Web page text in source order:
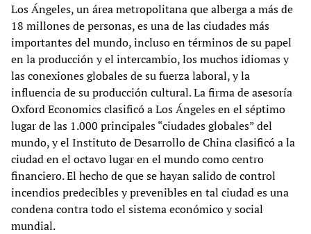
Los Ángeles, un área metropolitana que alberga a más de
18 millones de personas, es una de las ciudades más
importantes del mundo, incluso en términos de su papel
en la producción y el intercambio, los muchos idiomas y
las conexiones globales de su fuerza laboral, y la
influencia de su producción cultural. La firma de asesoría
Oxford Economics clasificó a Los Ángeles en el séptimo
lugar de las 1.000 principales “ciudades globales” del
mundo, y el Instituto de Desarrollo de China clasificó a la
ciudad en el octavo lugar en el mundo como centro
financiero. El hecho de que se hayan salido de control
incendios predecibles y prevenibles en tal ciudad es una
condena contra todo el sistema económico y social
mundial.